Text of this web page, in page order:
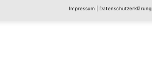
Impressum Datenschutzerklärung